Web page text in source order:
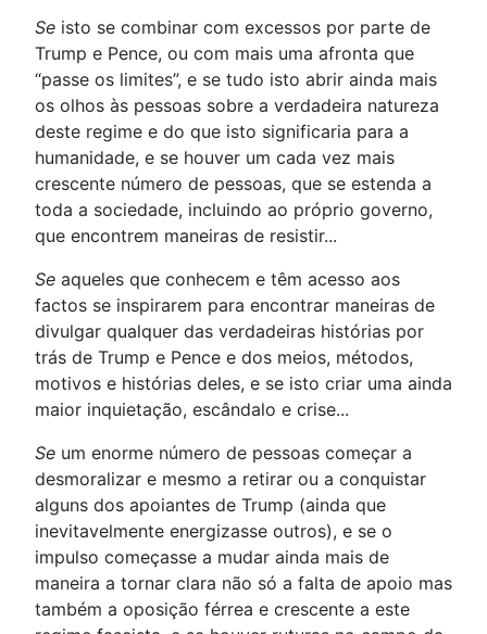
Se isto se combinar com excessos por parte de
Trump e Pence, ou com mais uma afronta que
“passe os limites”, e se tudo isto abrir ainda mais
os olhos às pessoas sobre a verdadeira natureza
deste regime e do que isto significaria para a
humanidade, e se houver um cada vez mais
crescente número de pessoas, que se estenda a
toda a sociedade, incluindo ao próprio governo,
que encontrem maneiras de resistir...
Se aqueles que conhecem e têm acesso aos
factos se inspirarem para encontrar maneiras de
divulgar qualquer das verdadeiras histórias por
trás de Trump e Pence e dos meios, métodos,
motivos e histórias deles, e se isto criar uma ainda
maior inquietação, escândalo e crise...
Se um enorme número de pessoas começar a
desmoralizar e mesmo a retirar ou a conquistar
alguns dos apoiantes de Trump (ainda que
inevitavelmente energizasse outros), e se o
impulso começasse a mudar ainda mais de
maneira a tornar clara não só a falta de apoio mas
também a oposição férrea e crescente a este